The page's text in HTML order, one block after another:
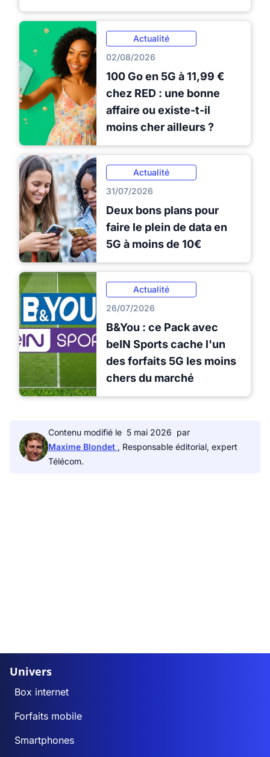
Actualité
02/08/2026
100 Go en 5G à 11,99 €
chez RED : une bonne
affaire ou existe-t-il
moins cher ailleurs ?
Actualité
31/07/2026
Deux bons plans pour
faire le plein de data en
5G à moins de 10€
Actualité
26/07/2026
B&You : ce Pack avec
beIN Sports cache l'un
des forfaits 5G les moins
chers du marché
Contenu modifié le 5 mai 2026 par
Maxime Blondet , Responsable éditorial, expert
Télécom.
Univers
Box internet
Forfaits mobile
Smartphones